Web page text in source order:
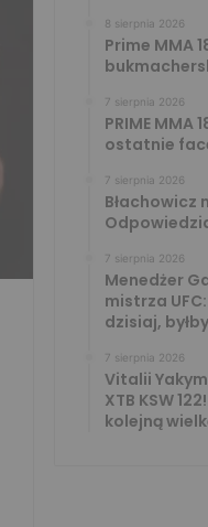
8 sierpnia 2026
Prime MMA
7 sierpnia 2026
PRIME MMA
ostatnie
7 sierpnia 2026
Błachowicz
7 sierpnia 2026
Menedżer
mistrza
dzisiaj,
7 sierpnia 2026
Vitalii
XTB KSW
kolejną